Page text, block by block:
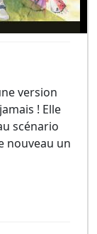
version
! Elle
scénario
nouveau un